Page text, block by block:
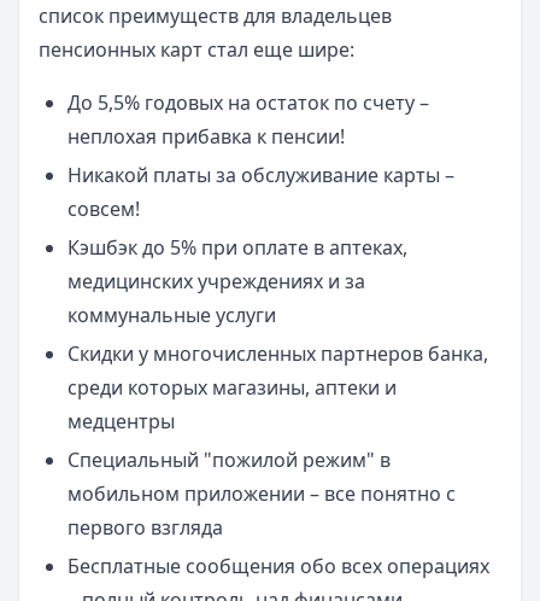
список преимуществ для владельцев
пенсионных карт стал еще шире:
До 5,5% годовых на остаток по счету –
неплохая прибавка к пенсии!
Никакой платы за обслуживание карты –
совсем!
Кэшбэк до 5% при оплате в аптеках,
медицинских учреждениях и за
коммунальные услуги
Скидки у многочисленных партнеров банка,
среди которых магазины, аптеки и
медцентры
Специальный "пожилой режим" в
мобильном приложении – все понятно с
первого взгляда
Бесплатные сообщения обо всех операциях